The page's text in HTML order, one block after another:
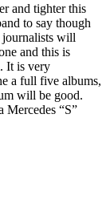
and tighter this
to say though
journalists will
and this is
It is very
a full five albums,
will be good.
Mercedes “S”